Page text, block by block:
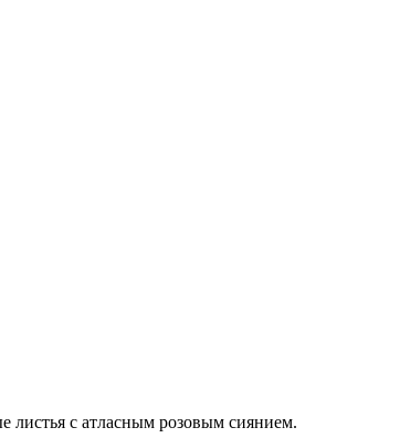
листья с атласным розовым сиянием.